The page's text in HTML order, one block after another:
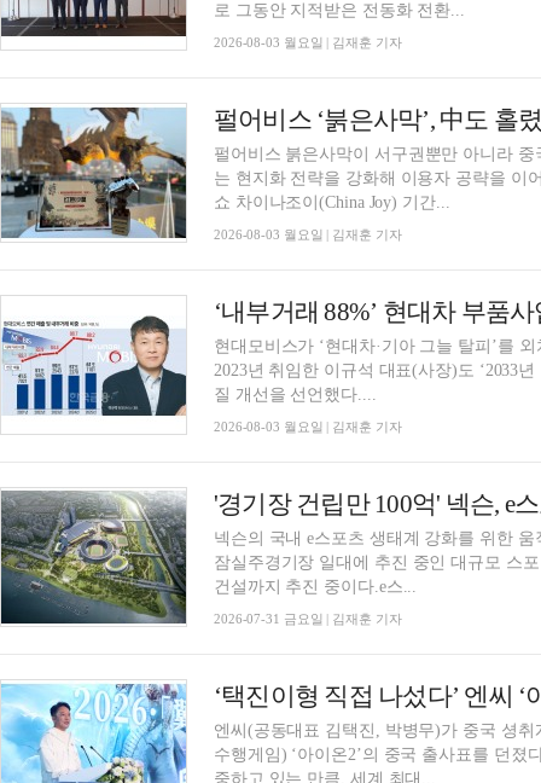
로 그동안 지적받은 전동화 전환...
2026-08-03 월요일 | 김재훈 기자
펄어비스 붉은사막이 서구권뿐만 아니라
는 현지화 전략을 강화해 이용자 공략을 이
쇼 차이나조이(China Joy) 기간...
2026-08-03 월요일 | 김재훈 기자
‘내부거래 88%ʼ 현대차 부품
현대모비스가 ‘현대차·기아 그늘 탈피’를
2023년 취임한 이규석 대표(사장)도 ‘2033
질 개선을 선언했다....
2026-08-03 월요일 | 김재훈 기자
'경기장 건립만 100억' 넥슨, e
넥슨의 국내 e스포츠 생태계 강화를 위한
잠실주경기장 일대에 추진 중인 대규모 스
건설까지 추진 중이다.e스...
2026-07-31 금요일 | 김재훈 기자
‘택진이형 직접 나섰다’ 엔씨
엔씨(공동대표 김택진, 박병무)가 중국 셩
수행게임) ‘아이온2’의 중국 출사표를 던
중하고 있는 만큼, 세계 최대...